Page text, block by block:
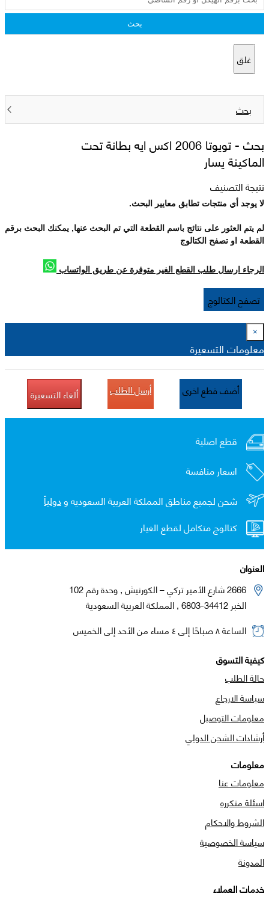
بحث
غلق
بحث
بحث - تويوتا 2006 اكس ايه بطانة تحت
الماكينة يسار
نتيجة التصنيف
لا يوجد أي منتجات تطابق معايير البحث.
لم يتم العثور على نتائج باسم القطعة التي تم البحث عنها, يمكنك البحث برقم
القطعة او تصفح الكتالوج
الرجاء ارسال طلب القطع الغير متوفرة عن طريق الواتساب
تصفح الكتالوج
×
معلومات التسعيرة
أضف قطع اخرى أرسل الطلب ألغاء التسعيرة
قطع اصلية
اسعار منافسة
شحن لجميع مناطق المملكة العربية السعوديه ودولياً
كتالوج متكامل لقطع الغيار
العنوان
2666 شارع الأمير تركي – الكورنيش , وحدة رقم 102
الخبر 34412-6803 , المملكة العربية السعودية
الساعة ٨ صباحًا إلى ٤ مساء من الأحد إلى الخميس
كيفية التسوق
حالة الطلب
سياسة الارجاع
معلومات التوصيل
أرشادات الشحن الدولي
معلومات
معلومات عنا
اسئلة متكرره
الشروط والاحكام
سياسة الخصوصية
المدونة
خدمات العملاء